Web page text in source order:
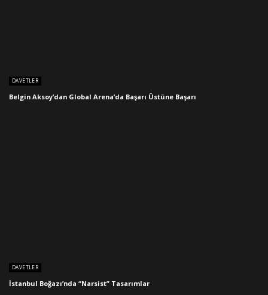
DAVETLER
Belgin Aksoy’dan Global Arena’da Başarı Üstüne Başarı
DAVETLER
İstanbul Boğazı’nda “Narsist” Tasarımlar